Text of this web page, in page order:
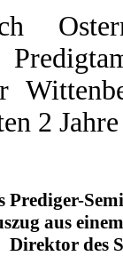
2
Prediger-
aus
Direktor des